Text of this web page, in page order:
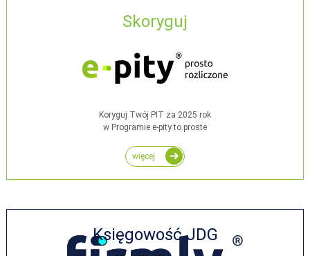
Skoryguj
Koryguj Twój PIT za 2025 rok
w Programie e-pity to proste
więcej
Księgowość JDG